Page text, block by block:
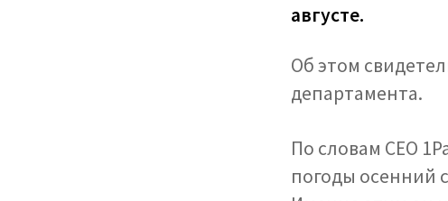
августе.
Об этом
департамента.
По словам CEO
погоды осенний